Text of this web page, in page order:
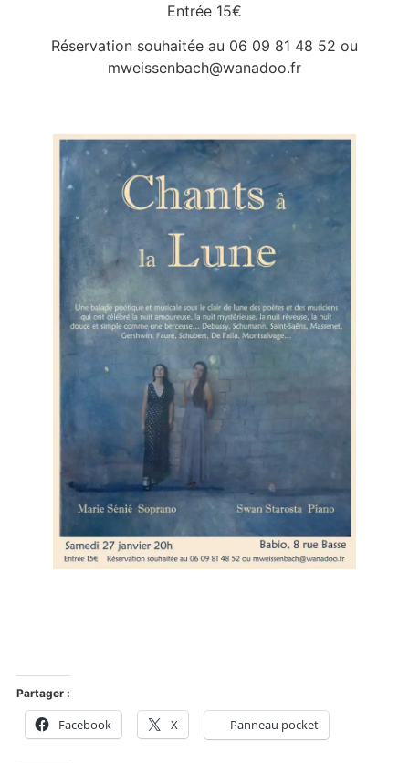
Entrée 15€
Réservation souhaitée au 06 09 81 48 52 ou
mweissenbach@wanadoo.fr
Partager :
Facebook X Panneau pocket